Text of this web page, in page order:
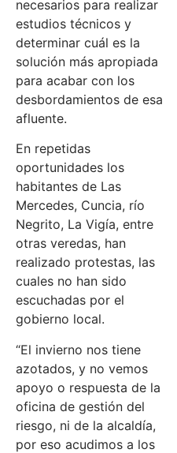
necesarios para realizar
estudios técnicos y
determinar cuál es la
solución más apropiada
para acabar con los
desbordamientos de esa
afluente.
En repetidas
oportunidades los
habitantes de Las
Mercedes, Cuncia, río
Negrito, La Vigía, entre
otras veredas, han
realizado protestas, las
cuales no han sido
escuchadas por el
gobierno local.
“El invierno nos tiene
azotados, y no vemos
apoyo o respuesta de la
oficina de gestión del
riesgo, ni de la alcaldía,
por eso acudimos a los